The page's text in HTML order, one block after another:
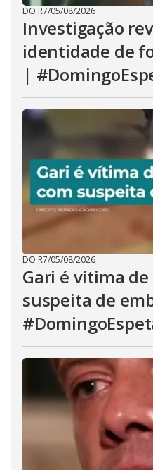
DO R7/05/08/2026
Investigação
identidade de
|
DO R7/05/08/2026
Gari é vítima
suspeita de